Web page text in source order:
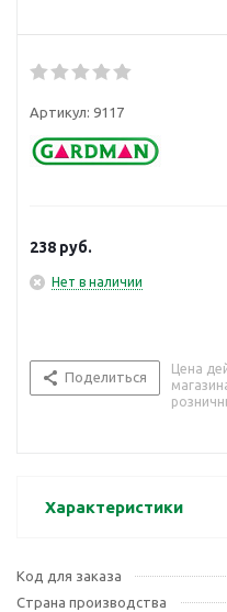
Артикул: 9117
238 руб.
Нет в наличии
Поделиться
Цена
Характеристики
Код для заказа
Страна производства